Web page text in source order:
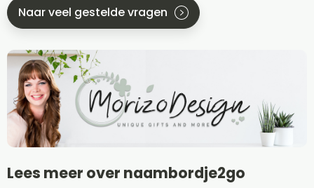
Naar veel gestelde vragen
Lees meer over naambordje2go